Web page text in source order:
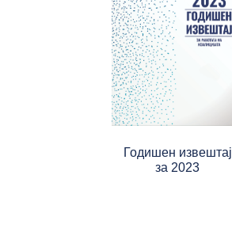
Годишен извештај
за 2023